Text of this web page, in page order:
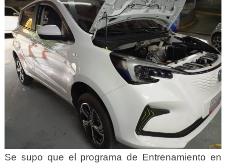
Se supo que el programa de Entrenamiento en